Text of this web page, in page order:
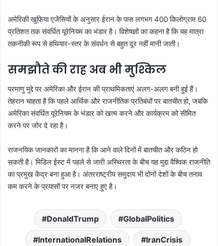
अमेरिकी खुफिया एजेंसियों के अनुसार ईरान के पास लगभग 400 किलोग्राम 60
प्रतिशत तक संवर्धित यूरेनियम का भंडार है। विशेषज्ञों का कहना है कि यह मात्रा
तकनीकी रूप से हथियार-स्तर के संवर्धन से बहुत दूर नहीं मानी जाती।
समझौते की राह अब भी मुश्किल
परमाणु मुद्दे पर अमेरिका और ईरान की प्राथमिकताएं अलग-अलग बनी हुई हैं।
तेहरान चाहता है कि पहले आर्थिक और राजनीतिक प्रतिबंधों पर बातचीत हो, जबकि
अमेरिका संवर्धित यूरेनियम के भंडार को खत्म करने और कार्यक्रम को सीमित
करने पर जोर दे रहा है।
राजनयिक जानकारों का मानना है कि आने वाले दिनों में बातचीत और कठिन हो
सकती है। मिडिल ईस्ट में पहले से जारी अस्थिरता के बीच यह मुद्दा वैश्विक राजनीति
का प्रमुख केंद्र बना हुआ है। अंतरराष्ट्रीय समुदाय भी दोनों देशों के बीच तनाव
कम करने के प्रयासों पर नजर बनाए हुए है।
DonaldTrump GlobalPolitics
InternationalRelations IranCrisis